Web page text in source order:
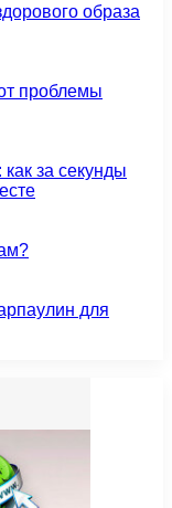
образа
проблемы
за секунды
для